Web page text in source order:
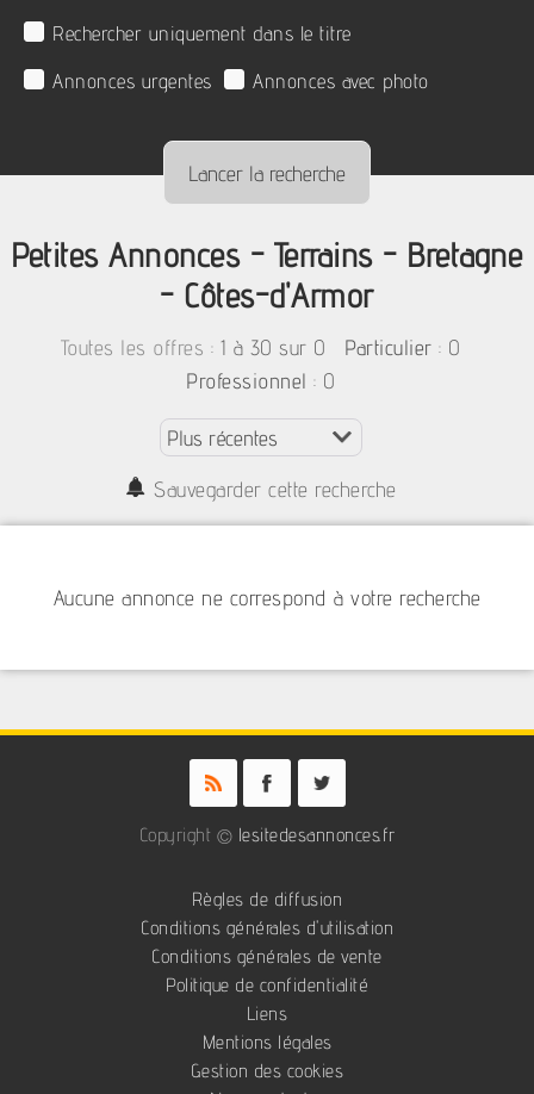
Rechercher uniquement dans le titre
Annonces urgentes
Annonces avec photo
Petites Annonces - Terrains - Bretagne
- Côtes-d'Armor
Toutes les offres : 1 à 30 sur 0 Particulier : 0
Professionnel : 0
Sauvegarder cette recherche
Aucune annonce ne correspond à votre recherche
Copyright © lesitedesannonces.fr
Règles de diffusion
Conditions générales d'utilisation
Conditions générales de vente
Politique de confidentialité
Liens
Mentions légales
Gestion des cookies